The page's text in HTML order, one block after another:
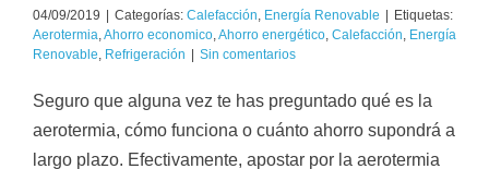
04/09/2019 Categorías: Calefacción, Energía Renovable
Etiquetas:
Aerotermia,Ahorro economico,Ahorro energético, Calefacción, Energía
Renovable, Refrigeración Sin comentarios
Seguro que alguna vez te has preguntado qué es la
aerotermia, cómo funciona o cuánto ahorro supondrá a
largo plazo. Efectivamente, apostar por la aerotermia